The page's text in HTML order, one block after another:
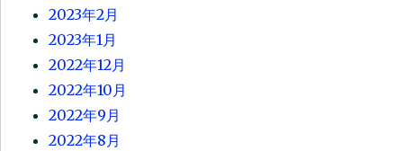
2023年2月
2023年1月
2022年12月
2022年10月
2022年9月
2022年8月